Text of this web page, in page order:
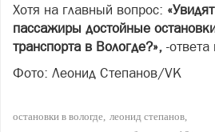
Хотя на главный вопрос:
пассажиры достойные
транспорта в Вологде?», -
Фото: Леонид Степанов/VK
остановки в вологде леонид степанов